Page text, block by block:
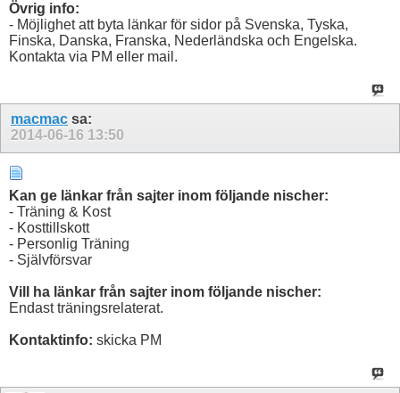
Övrig info:
- Möjlighet att byta länkar för sidor på Svenska, Tyska,
Finska, Danska, Franska, Nederländska och Engelska.
Kontakta via PM eller mail.
macmac sa:
2014-06-16 13:50
Kan ge länkar från sajter inom följande nischer:
- Träning & Kost
- Kosttillskott
- Personlig Träning
- Självförsvar
Vill ha länkar från sajter inom följande nischer:
Endast träningsrelaterat.
Kontaktinfo: skicka PM